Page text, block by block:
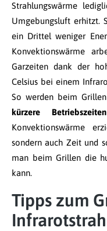
Strahlungswärme
Umgebungsluft erhitzt.
ein Drittel weniger
Konvektionswärme
Garzeiten dank der
Celsius bei einem
So werden beim
kürzere Betriebszeiten
Konvektionswärme
sondern auch Zeit und
man beim Grillen die
kann.
Tipps zum